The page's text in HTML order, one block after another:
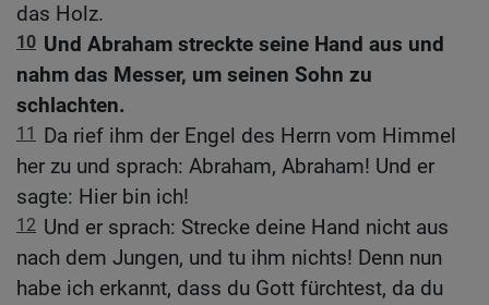
das Holz.
10 Und Abraham streckte seine Hand aus und
nahm das Messer, um seinen Sohn zu
schlachten.
11
Da rief ihm der Engel des Herrn vom Himmel
her zu und sprach: Abraham, Abraham! Und er
sagte: Hier bin ich!
12 Und er sprach: Strecke deine Hand nicht aus
nach dem Jungen, und tu ihm nichts! Denn nun
habe ich erkannt, dass du Gott fürchtest, da du